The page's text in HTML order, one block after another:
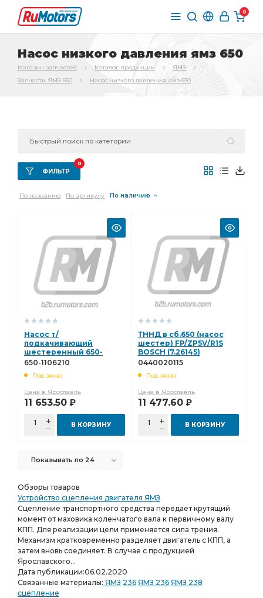
0
Насос низкого давления ямз 650
Магазин запчастей Каталог продукции
ЯМЗ
Запчасти ЯМЗ 650
Насос низкого давления ямз 650
ФИЛЬТР
0
По названию По артикулу По наличию
Насос т/
подкачивающий
шестеренный 650-
1106210
650-1106210
Под заказ
Цена в Ярославль
11 653.50 Р
В КОРЗИНУ
ТННД в сб.650 (насос
шестер) FP/ZP5V/R1S
BOSCH (7.26145)
0440020115
0440020115
Под заказ
Цена в Ярославль
11 477.60 Р
В КОРЗИНУ
Показывать по 24
Обзоры товаров
Устройство сцепления двигателя ЯМЗ
Сцепление транспортного средства передает крутящий
момент от маховика коленчатого вала к первичному валу
КПП. Для реализации цели применяется сила трения.
Механизм кратковременно разделяет двигатель с КПП, а
затем вновь соединяет. В случае с продукцией
Ярославского...
Дата публикации:06.02.2020
Связанные материалы: ЯМЗ 236 ЯМЗ 236 ЯМЗ 238
сцепление